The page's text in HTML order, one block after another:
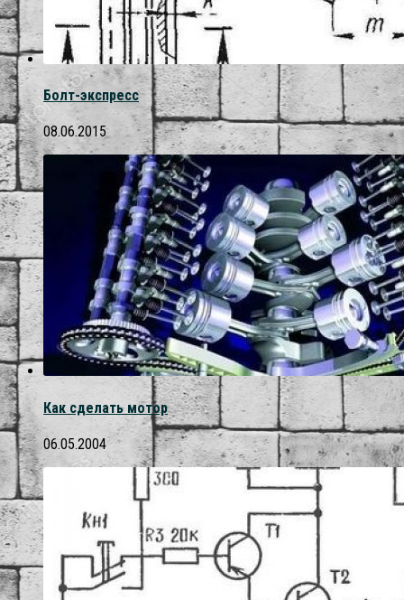
Болт-экспресс
08.06.2015
Как сделать мотор
06.05.2004